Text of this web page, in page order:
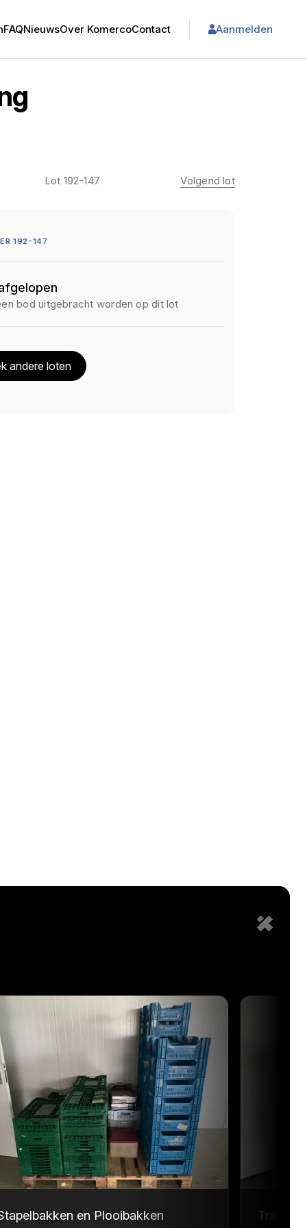
FAQNieuwsOver KomercoContact Aanmelden
Lot 192-147 Volgend lot
192-147
bod uitgebracht worden op dit lot
andere loten
en Plooibakken